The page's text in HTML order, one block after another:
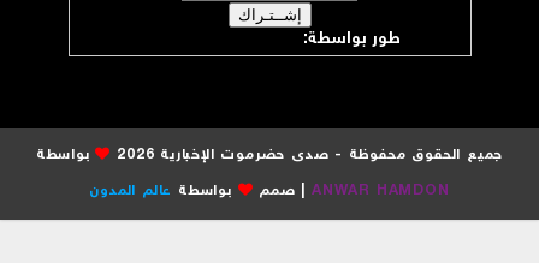
طور بواسطة:موقع صدى حضرموت
جميع الحقوق محفوظة - صدى حضرموت الإخبارية 2026
بواسطة
ANWAR HAMDON| صمم بواسطةعالم المدون